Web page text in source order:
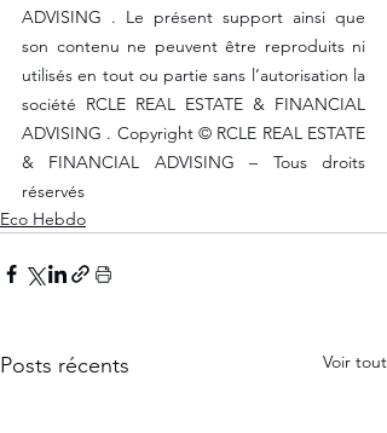
ADVISING . Le présent support ainsi que
son contenu ne peuvent être reproduits ni
utilisés en tout ou partie sans l’autorisation la
société RCLE REAL ESTATE & FINANCIAL
ADVISING . Copyright © RCLE REAL ESTATE
& FINANCIAL ADVISING – Tous droits
réservés
Eco Hebdo
Posts récents Voir tout